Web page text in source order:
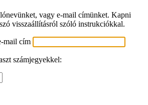
vagy e-mail címünket. Kapni
visszaállításról szóló instrukciókkal.
mail cím
számjegyekkel: